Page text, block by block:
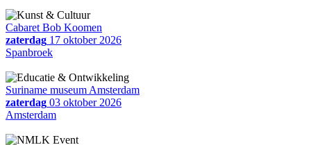
Cabaret Bob Koomen
zaterdag 17 oktober 2026
Spanbroek
Suriname museum Amsterdam
zaterdag 03 oktober 2026
Amsterdam